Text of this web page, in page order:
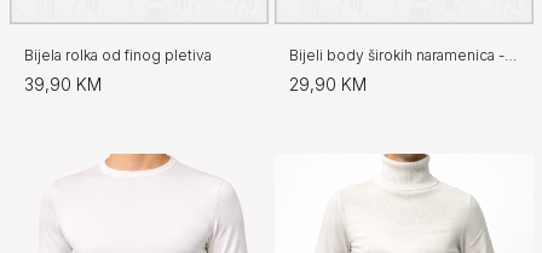
Bijela rolka od finog pletiva
39,90 KM
Bijeli body širokih naramenica - No.97
29,90 KM